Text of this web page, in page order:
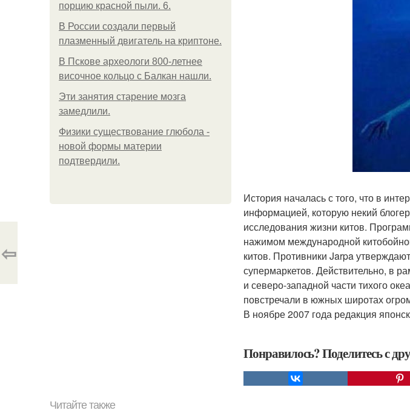
порцию красной пыли. 6.
В России создали первый
плазменный двигатель на криптоне.
В Пскове археологи 800-летнее
височное кольцо с Балкан нашли.
Эти занятия старение мозга
замедлили.
Физики существование глюбола -
новой формы материи
подтвердили.
История началась с того, что в
информацией, которую некий
исследования жизни китов.
нажимом международной
китов. Противники Jarpa
супермаркетов. Действительно, в
и северо-западной части тихого
повстречали в южных широтах
В ноябре 2007 года редакция
Понравилось? Поделитесь с
⇦
Читайте также